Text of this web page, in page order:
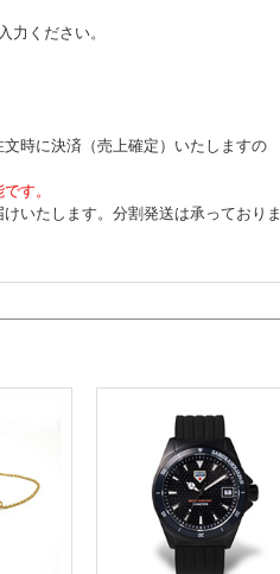
力ください。
時に決済（売上確定）いたしますの
す。
いたします。分割発送は承っておりま